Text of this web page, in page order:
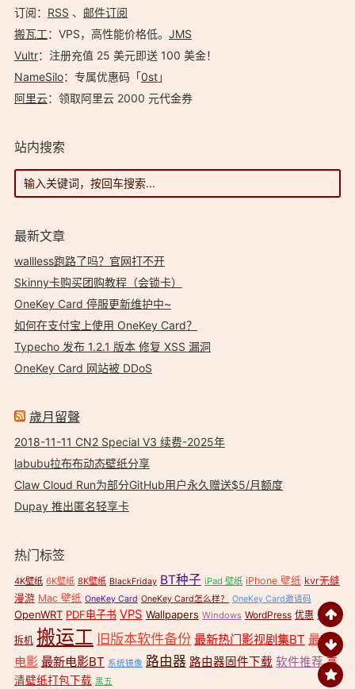
订阅： RSS 、 邮件订阅
搬瓦工：VPS，高性能价格低。️ JMS
Vultr：注册充值 25 美元即送 100 美金！
NameSilo：专属优惠码「0st」
阿里云：领取阿里云 2000 元代金券
站内搜索
最新文章
wallless跑路了吗？官网打不开
Skinny卡购买团购教程（会锁卡）
OneKey Card 停服更新维护中~
如何在支付宝上使用 OneKey Card？
Typecho 发布 1.2.1 版本 修复 XSS 漏洞
OneKey Card 网站被 DDoS
歲月留聲
2018-11-11 CN2 Special V3 续费-2025年
labubu拉布布动态壁纸分享
Claw Cloud Run为部分GitHub用户永久赠送$5/月额度
Dupay 推出匿名轻享卡
热门标签
4K壁纸 6K壁纸 8K壁纸 BlackFriday BT种子 iPad 壁纸 iPhone 壁纸 kvr无缝
漫游 Mac 壁纸 OneKey Card OneKey Card怎么样？ OneKey Card邀请码
OpenWRT PDF电子书 VPS Wallpapers Windows WordPress 优惠 壁纸
拆机 搬运工 旧版本软件备份 最新热门影视剧集BT 最新
电影 最新电影BT 系统镜像 路由器 路由器固件下载 软件推荐 高
清壁纸打包下载 黑五